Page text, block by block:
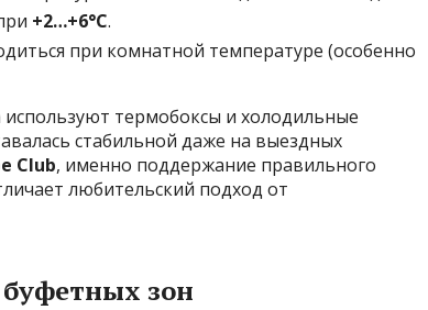
+2…+6°C.
при комнатной температуре (особенно
термобоксы и холодильные
стабильной даже на выездных
Club, именно поддержание правильного
любительский подход от
зон